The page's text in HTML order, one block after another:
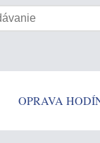
OPRAVA